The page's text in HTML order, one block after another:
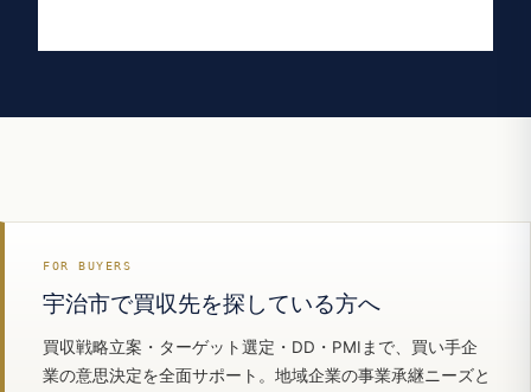
FOR BUYERS
宇治市で買収先を探している方へ
買収戦略立案・ターゲット選定・DD・PMIまで、買い手企
業の意思決定を全面サポート。地域企業の事業承継ニーズと